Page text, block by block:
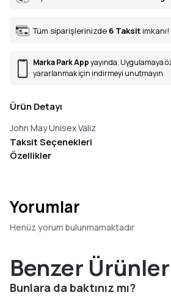
Tüm siparişlerinizde 6 Taksit imkanı!
Marka Park Appyayında. Uygulamaya
yararlanmak için indirmeyi unutmayın
Ürün Detayı
John May Unisex Valiz
Taksit Seçenekleri
Özellikler
Yorumlar
Henüz yorum bulunmamaktadır
Benzer Ürünler
Bunlara da baktınız mı?